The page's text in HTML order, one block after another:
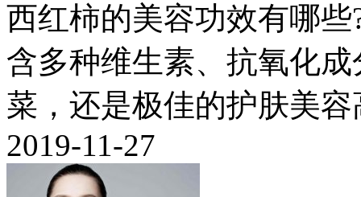
西红柿的美容功效有哪
含多种维生素、抗氧化
菜，还是极佳的护肤美容
2019-11-27